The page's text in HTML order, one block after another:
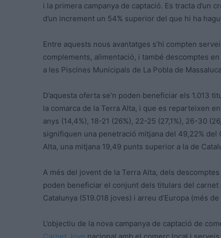
i la primera campanya de captació. Es tracta d’un
d’un increment un 54% superior del que hi ha
Entre aquests nous avantatges s’hi compten
complements, alimentació, i també descomptes
a les Piscines Municipals de La Pobla de
D’aquesta oferta se’n poden beneficiar els 1.013
la comarca de la Terra Alta, i que es reparteixen
anys (14,4%), 18-21 (26%), 22-25 (27,1%), 26-30
signifiquen una penetració mitjana del 49,22%
Alta, una mitjana 19,49 punts superior a la de
A més del jovent de la Terra Alta, dels
poden beneficiar el conjunt dels titulars del carnet
Catalunya (519.018 joves) i arreu d’Europa (més
L’objectiu de la nova campanya de captació de